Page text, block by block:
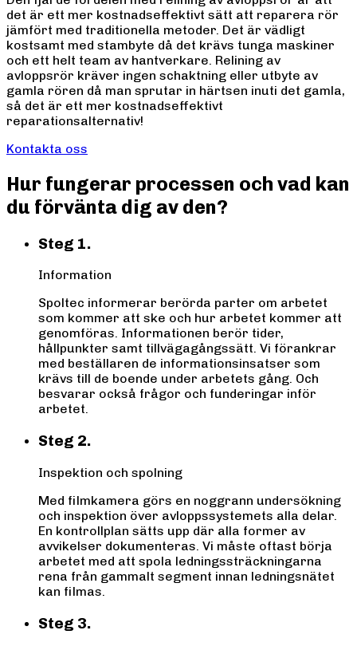
det är ett mer kostnadseffektivt sätt att reparera rör
jämfört med traditionella metoder. Det är vädligt
kostsamt med stambyte då det krävs tunga maskiner
och ett helt team av hantverkare. Relining av
avloppsrör kräver ingen schaktning eller utbyte av
gamla rören då man sprutar in härtsen inuti det gamla,
så det är ett mer kostnadseffektivt
reparationsalternativ!
Kontakta oss
Hur fungerar processen och vad kan
du förvänta dig av den?
Steg 1.
Information
Spoltec informerar berörda parter om arbetet
som kommer att ske och hur arbetet kommer att
genomföras. Informationen berör tider,
hållpunkter samt tillvägagångssätt. Vi förankrar
med beställaren de informationsinsatser som
krävs till de boende under arbetets gång. Och
besvarar också frågor och funderingar inför
arbetet.
Steg 2.
Inspektion och spolning
Med filmkamera görs en noggrann undersökning
och inspektion över avloppssystemets alla delar.
En kontrollplan sätts upp där alla former av
avvikelser dokumenteras. Vi måste oftast börja
arbetet med att spola ledningssträckningarna
rena från gammalt segment innan ledningsnätet
kan filmas.
Steg 3.